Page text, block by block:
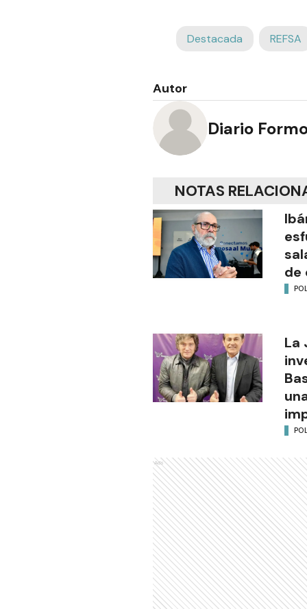
Destacada REFSA
Autor
Diario
NOTAS
de
La
Ads